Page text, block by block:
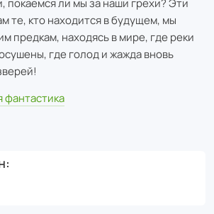
покаемся ли мы за наши грехи? Эти
те, кто находится в будущем, мы
предкам, находясь в мире, где реки
где голод и жажда вновь
фантастика